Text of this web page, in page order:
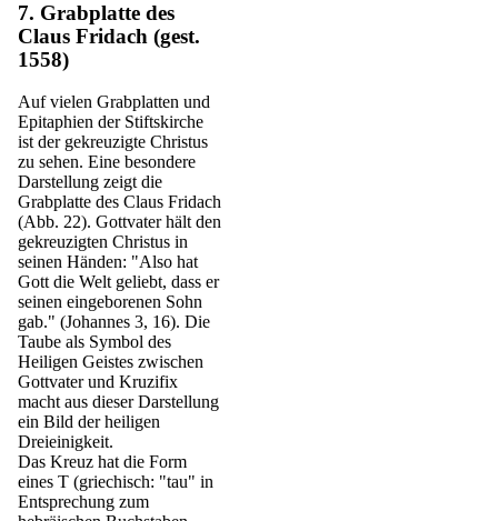
7. Grabplatte des
Claus Fridach (gest.
1558)
Auf vielen Grabplatten und
Epitaphien der Stiftskirche
ist der gekreuzigte Christus
zu sehen. Eine besondere
Darstellung zeigt die
Grabplatte des Claus Fridach
(Abb. 22). Gottvater hält den
gekreuzigten Christus in
seinen Händen: "Also hat
Gott die Welt geliebt, dass er
seinen eingeborenen Sohn
gab." (Johannes 3, 16). Die
Taube als Symbol des
Heiligen Geistes zwischen
Gottvater und Kruzifix
macht aus dieser Darstellung
ein Bild der heiligen
Dreieinigkeit.
Das Kreuz hat die Form
eines T (griechisch: "tau" in
Entsprechung zum